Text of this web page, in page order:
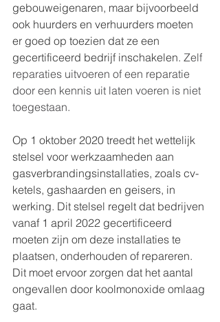
gebouweigenaren, maar bijvoorbeeld
ook huurders en verhuurders moeten
er goed op toezien dat ze een
gecertificeerd bedrijf inschakelen. Zelf
reparaties uitvoeren of een reparatie
door een kennis uit laten voeren is niet
toegestaan.
Op 1 oktober 2020 treedt het wettelijk
stelsel voor werkzaamheden aan
gasverbrandingsinstallaties, zoals cv-
ketels, gashaarden en geisers, in
werking. Dit stelsel regelt dat bedrijven
vanaf 1 april 2022 gecertificeerd
moeten zijn om deze installaties te
plaatsen, onderhouden of repareren.
Dit moet ervoor zorgen dat het aantal
ongevallen door koolmonoxide omlaag
gaat.